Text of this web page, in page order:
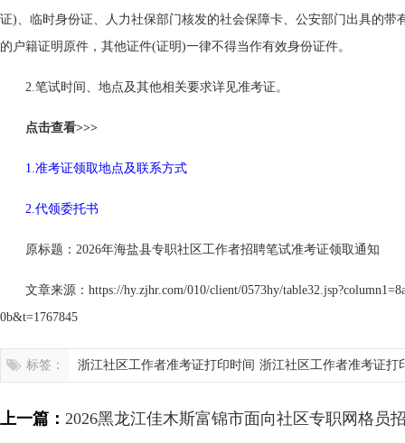
证)、临时身份证、人力社保部门核发的社会保障卡、公安部门出具的带
的户籍证明原件，其他证件(证明)一律不得当作有效身份证件。
2.笔试时间、地点及其他相关要求详见准考证。
点击查看>>>
1.准考证领取地点及联系方式
2.代领委托书
原标题：2026年海盐县专职社区工作者招聘笔试准考证领取通知
文章来源：https://hy.zjhr.com/010/client/0573hy/
0b&t=1767845
标签： 浙江社区工作者准考证打印时间 浙江社区工作者准考证打
上一篇： 2026黑龙江佳木斯富锦市面向社区专职网格员